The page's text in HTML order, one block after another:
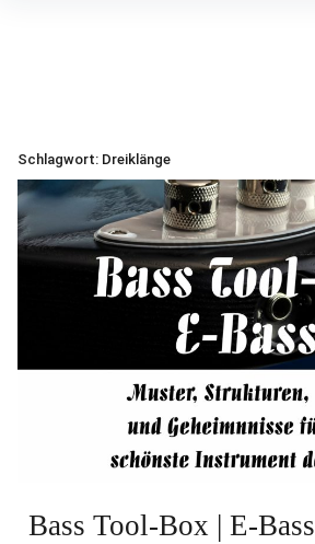
Schlagwort: Dreiklänge
Bass Tool-Box | E-Bass